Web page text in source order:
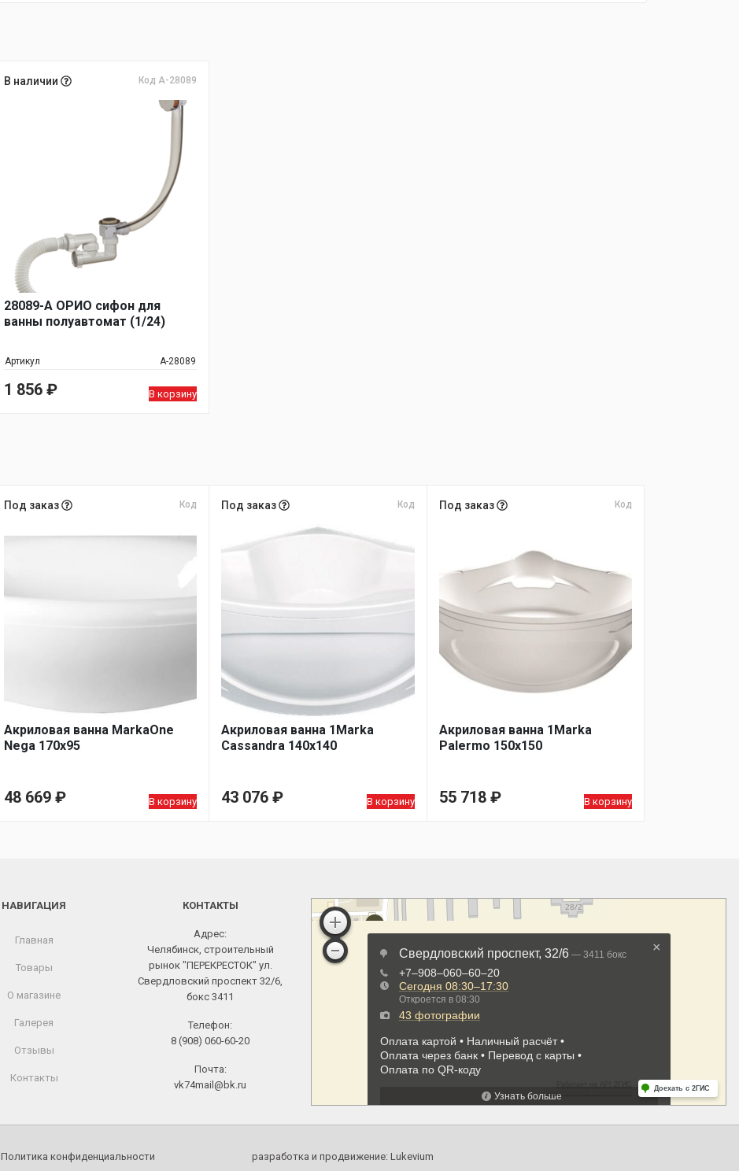
В наличии Код А-28089
28089-А ОРИО сифон для
ванны полуавтомат (1/24)
Артикул А-28089
1 856 ₽ В корзину
Под заказ Код
Акриловая ванна MarkaOne
Nega 170х95
48 669 ₽ В корзину
Под заказ Код
Акриловая ванна 1Marka
Cassandra 140х140
43 076 ₽ В корзину
Под заказ Код
Акриловая ванна 1Marka
Palermo 150х150
55 718 ₽ В корзину
НАВИГАЦИЯ
Главная
Товары
О магазине
Галерея
Отзывы
Контакты
КОНТАКТЫ
Адрес:
Челябинск, строительный
рынок "ПЕРЕКРЕСТОК" ул.
Свердловский проспект 32/6,
бокс 3411
Телефон:
8 (908) 060-60-20
Почта:
vk74mail@bk.ru
Политика конфиденциальности разработка и продвижение: Lukevium